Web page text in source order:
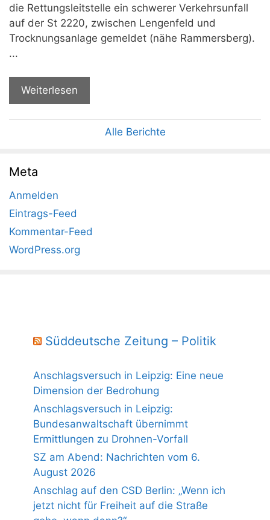
die Rettungsleitstelle ein schwerer Verkehrsunfall
auf der St 2220, zwischen Lengenfeld und
Trocknungsanlage gemeldet (nähe Rammersberg).
...
Weiterlesen
Alle Berichte
Meta
Anmelden
Eintrags-Feed
Kommentar-Feed
WordPress.org
Süddeutsche Zeitung – Politik
Anschlagsversuch in Leipzig: Eine neue
Dimension der Bedrohung
Anschlagsversuch in Leipzig:
Bundesanwaltschaft übernimmt
Ermittlungen zu Drohnen-Vorfall
SZ am Abend: Nachrichten vom 6.
August 2026
Anschlag auf den CSD Berlin: „Wenn ich
jetzt nicht für Freiheit auf die Straße